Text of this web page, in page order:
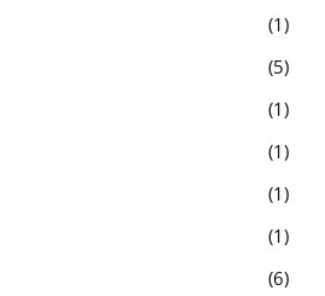
1
5
1
1
1
1
6